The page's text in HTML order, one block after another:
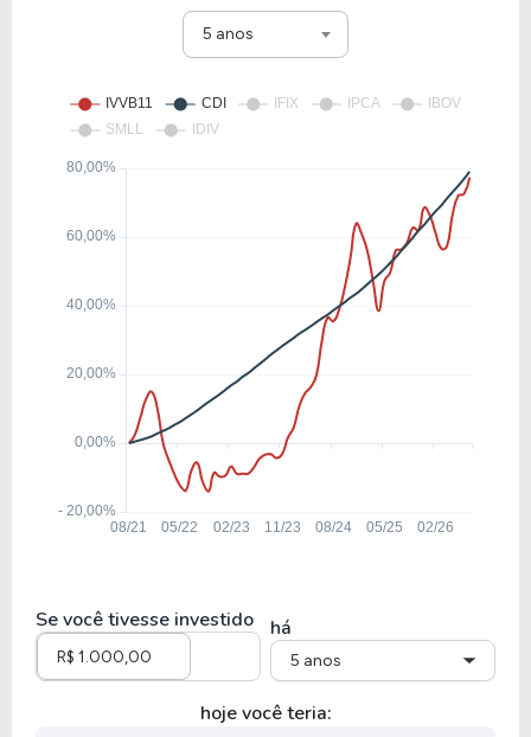
5 anos
Se você tivesse investido há
5 anos
hoje você teria: